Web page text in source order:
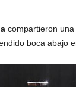
compartieron una
boca abajo